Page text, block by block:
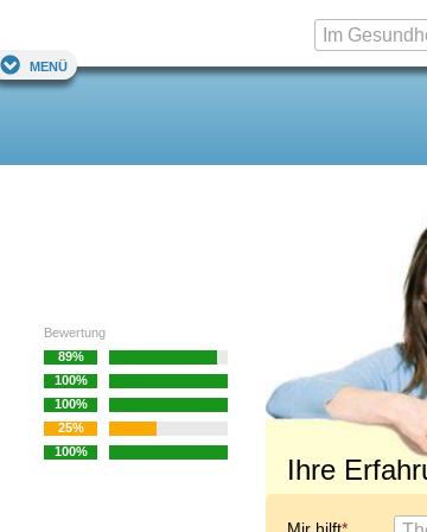
Menü
Bewertung
89%
100%
100%
25%
100%
Ihre